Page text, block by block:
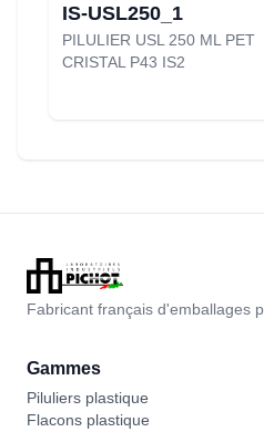
IS-USL250_1
PILULIER USL 250 ML PET
CRISTAL P43 IS2
Fabricant français d'emballages
Gammes
Piluliers plastique
Flacons plastique